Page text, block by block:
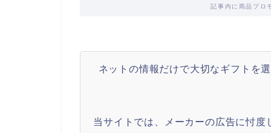
記事内に商品プロ
ネットの情報だけで大切なギフトを
当サイトでは、メーカーの広告に忖